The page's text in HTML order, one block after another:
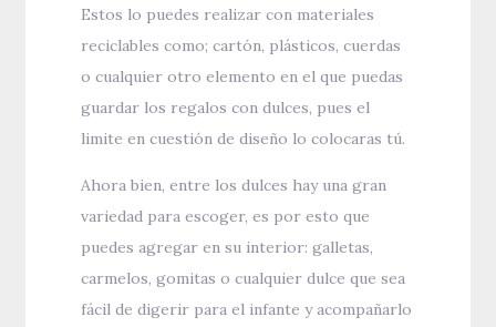
Estos lo puedes realizar con materiales
reciclables como; cartón, plásticos, cuerdas
o cualquier otro elemento en el que puedas
guardar los regalos con dulces, pues el
limite en cuestión de diseño lo colocaras tú.
Ahora bien, entre los dulces hay una gran
variedad para escoger, es por esto que
puedes agregar en su interior: galletas,
carmelos, gomitas o cualquier dulce que sea
fácil de digerir para el infante y acompañarlo